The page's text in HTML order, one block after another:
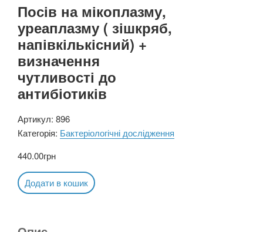
Посів на мікоплазму,
уреаплазму ( зішкряб,
напівкількісний) +
визначення
чутливості до
антибіотиків
Артикул: 896
Категорія: Бактеріологічні дослідження
440.00грн
Додати в кошик